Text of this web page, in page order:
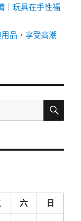
｜玩具在手性福
品，享受高潮
搜
六 日